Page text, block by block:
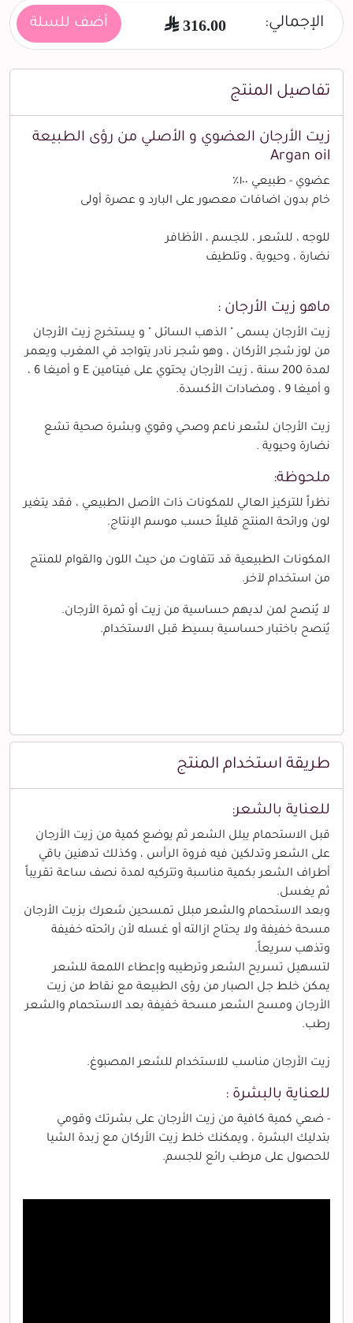
الإجمالي: 316.00 أضف للسلة
تفاصيل المنتج
زيت الأرجان العضوي و الأصلي من رؤى الطبيعة
Argan oil
عضوي - طبيعي ١٠٠٪
خام بدون اضافات معصور على البارد و عصرة أولى
للوجه ، للشعر ، للجسم ، الأظافر
نضارة ، وحيوية ، وتلطيف
ماهو زيت الأرجان :
زيت الأرجان يسمى " الذهب السائل " و يستخرج زيت الأرجان
من لوز شجر الأركان ، وهو شجر نادر يتواجد في المغرب ويعمر
لمدة 200 سنة ، زيت الأرجان يحتوي على فيتامين E و أميغا 6 ،
و أميغا 9 ، ومضادات الأكسدة.
زيت الأرجان لشعر ناعم وصحي وقوي وبشرة صحية تشع
نضارة وحيوية .
ملحوظة:
نظراً للتركيز العالي للمكونات ذات الأصل الطبيعي ، فقد يتغير
لون ورائحة المنتج قليلاً حسب موسم الإنتاج.
المكونات الطبيعية قد تتفاوت من حيث اللون والقوام للمنتج
من استخدام لآخر.
لا يُنصح لمن لديهم حساسية من زيت أو ثمرة الأرجان.
يُنصح باختبار حساسية بسيط قبل الاستخدام.
طريقة استخدام المنتج
للعناية بالشعر:
قبل الاستحمام يبلل الشعر ثم يوضع كمية من زيت الأرجان
على الشعر وتدلكين فيه فروة الرأس ، وكذلك تدهنين باقي
أطراف الشعر بكمية مناسبة وتتركيه لمدة نصف ساعة تقريباً
ثم يغسل.
وبعد الاستحمام والشعر مبلل تمسحين شعرك بزيت الأرجان
مسحة خفيفة ولا يحتاج ازالته أو غسله لأن رائحته خفيفة
وتذهب سريعاً.
لتسهيل تسريح الشعر وترطيبه وإعطاء اللمعة للشعر
يمكن خلط جل الصبار من رؤى الطبيعة مع نقاط من زيت
الأرجان ومسح الشعر مسحة خفيفة بعد الاستحمام والشعر
رطب.
زيت الأرجان مناسب للاستخدام للشعر المصبوغ.
للعناية بالبشرة :
- ضعي كمية كافية من زيت الأرجان على بشرتك وقومي
بتدليك البشرة ، ويمكنك خلط زيت الأركان مع زبدة الشيا
للحصول على مرطب رائع للجسم.